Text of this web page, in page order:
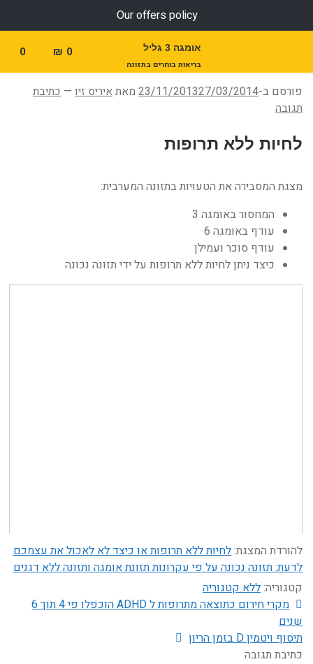
Our offers policy
אומגה 3 גליל
בריאות בוחרים בתזונה
₪
פורסם ב- 23/11/201327/03/2014 מאתאיריס זיו— כתיבת
תגובה
לחיות ללא תרופות
מצגת המסבירה את הטעויות בתזונה המערבית:
המחסור באומגה 3
עודף באומגה 6
עודף סוכר ועמילן
כיצד ניתן לחיות ללא תרופות על ידי תזונה נכונה
להורדת המצגת:לחיות ללא תרופות או כיצד לא לאכול את עצמכם
לדעת: תזונה נכונה על פי עקרונות תזונת אומגה ותזונה ללא דגנים
קטגוריה:ללא קטגוריה
ניווט
הפוסט
הקודם:
מקרי חירום כתוצאה מתרופות ל ADHD הוכפלו פי 4 תוך 6
שנים
הפוסט
הבא:
תיסוף ויטמין D בזמן הריון
כתיבת תגובה